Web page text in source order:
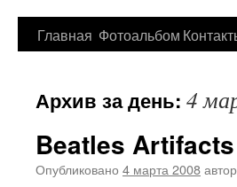
Перейти
содержимому
Главная Фотоальбом
Архив за день: 4
Beatles Artifacts
Опубликовано 4 марта 2008